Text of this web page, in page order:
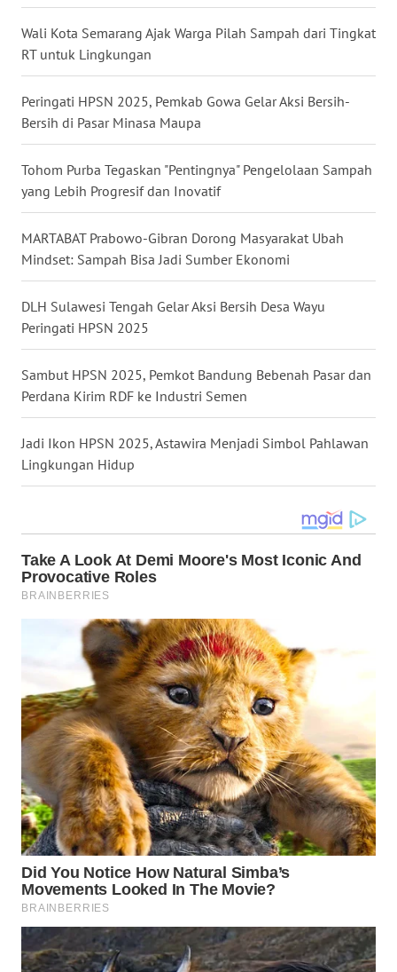
Wali Kota Semarang Ajak Warga Pilah Sampah dari Tingkat
RT untuk Lingkungan
Peringati HPSN 2025, Pemkab Gowa Gelar Aksi Bersih-
Bersih di Pasar Minasa Maupa
Tohom Purba Tegaskan "Pentingnya" Pengelolaan Sampah
yang Lebih Progresif dan Inovatif
MARTABAT Prabowo-Gibran Dorong Masyarakat Ubah
Mindset: Sampah Bisa Jadi Sumber Ekonomi
DLH Sulawesi Tengah Gelar Aksi Bersih Desa Wayu
Peringati HPSN 2025
Sambut HPSN 2025, Pemkot Bandung Bebenah Pasar dan
Perdana Kirim RDF ke Industri Semen
Jadi Ikon HPSN 2025, Astawira Menjadi Simbol Pahlawan
Lingkungan Hidup
WN
WN
JOGJA
WN
JATIM
WN
BALI
WN
KALBAR
WN
KALTENG
WN
KALSEL
WN
SULSEL
WN
GORONTALO
WN
SULUT
WN